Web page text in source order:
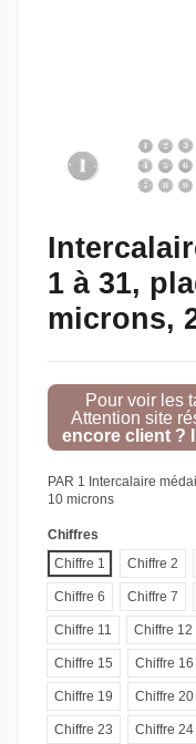
1 à 31,
microns,
Pour voir les
Attention site
encore client ?
PAR 1 Intercalaire
10 microns
Chiffres
Chiffre 1
Chiffre 2
Chiffre 6 Chiffre 7
Chiffre 11 Chiffre 12
Chiffre 15 Chiffre 16
Chiffre 19 Chiffre 20
Chiffre 23 Chiffre 24